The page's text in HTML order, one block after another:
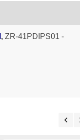
, ZR-41PDIPS01 -